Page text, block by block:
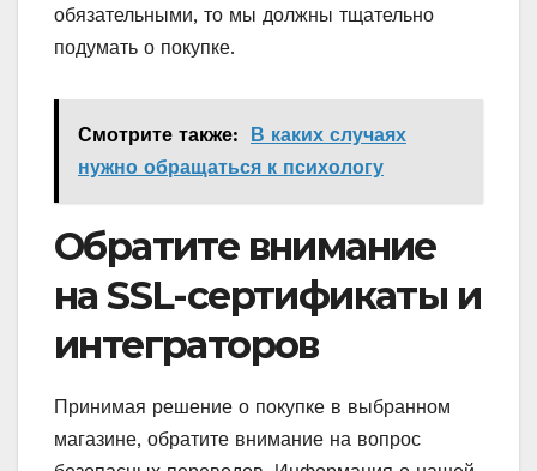
обязательными, то мы должны тщательно
подумать о покупке.
Смотрите также:
В каких случаях
нужно обращаться к психологу
Обратите внимание
на SSL-сертификаты и
интеграторов
Принимая решение о покупке в выбранном
магазине, обратите внимание на вопрос